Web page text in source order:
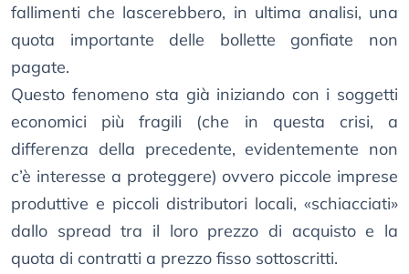
fallimenti che lascerebbero, in ultima analisi, una
quota importante delle bollette gonfiate non
pagate.
Questo fenomeno sta già iniziando con i soggetti
economici più fragili (che in questa crisi, a
differenza della precedente, evidentemente non
c’è interesse a proteggere) ovvero piccole imprese
produttive e piccoli distributori locali, «schiacciati»
dallo spread tra il loro prezzo di acquisto e la
quota di contratti a prezzo fisso sottoscritti.